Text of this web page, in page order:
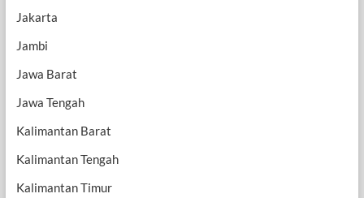
Jakarta
Jambi
Jawa Barat
Jawa Tengah
Kalimantan Barat
Kalimantan Tengah
Kalimantan Timur